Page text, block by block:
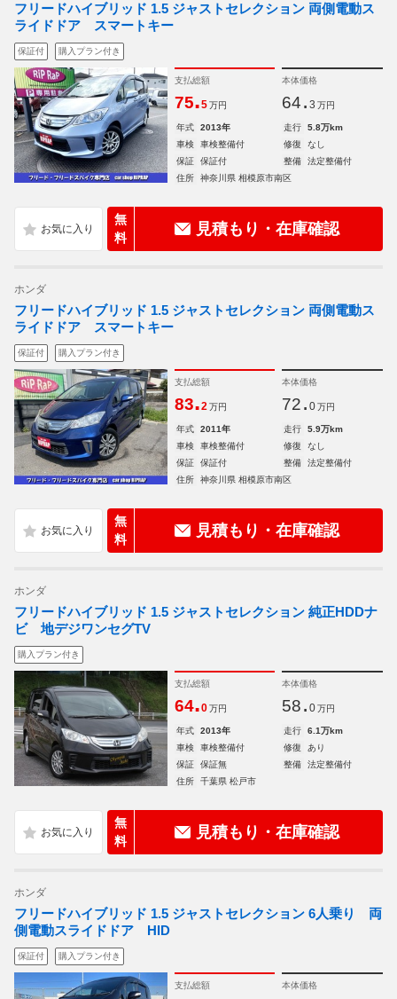
フリードハイブリッド 1.5 ジャストセレクション 両側電動ス
ライドドア スマートキー
保証付 購入プラン付き
支払総額
75.5 万円
本体価格
64. 3 万円
年式 2013年 走行
5.8万km
車検
車検整備付 修復
なし
保証
保証付 整備
法定整備付
住所
神奈川県 相模原市南区
無
料
見積もり・在庫確認
ホンダ
フリードハイブリッド 1.5 ジャストセレクション 両側電動ス
ライドドア スマートキー
保証付 購入プラン付き
支払総額
83.2 万円
本体価格
72. 0 万円
年式 2011年 走行
5.9万km
車検
車検整備付 修復
なし
保証
保証付 整備
法定整備付
住所
神奈川県 相模原市南区
無
料
見積もり・在庫確認
ホンダ
フリードハイブリッド 1.5 ジャストセレクション 純正HDDナ
ビ 地デジワンセグTV
購入プラン付き
支払総額
64.0 万円
本体価格
58. 0 万円
年式 2013年 走行
6.1万km
車検
車検整備付 修復
あり
保証
保証無 整備
法定整備付
住所
千葉県 松戸市
無
料
見積もり・在庫確認
ホンダ
フリードハイブリッド 1.5 ジャストセレクション 6人乗り 両
側電動スライドドア HID
保証付 購入プラン付き
支払総額 本体価格